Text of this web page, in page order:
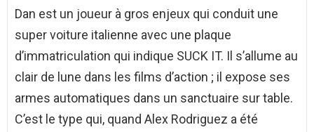
Dan est un joueur à gros enjeux qui conduit une
super voiture italienne avec une plaque
d’immatriculation qui indique SUCK IT. Il s’allume au
clair de lune dans les films d’action ; il expose ses
armes automatiques dans un sanctuaire sur table.
C’est le type qui, quand Alex Rodriguez a été